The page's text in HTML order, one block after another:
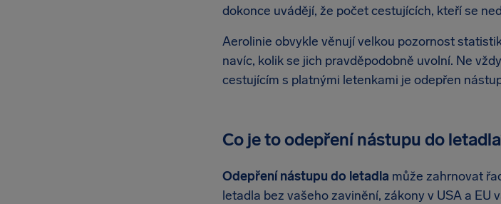
dokonce uvádějí, že počet cestujících, kteří se
Aerolinie obvykle věnují velkou pozornost
navíc, kolik se jich pravděpodobně uvolní. Ne
cestujícím s platnými letenkami je odepřen
Co je to odepření nástupu do
Odepření nástupu do letadla může zahrnovat
letadla bez vašeho zavinění, zákony v USA a